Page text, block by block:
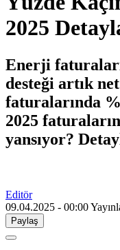
2025
Enerji
desteği artık
faturalarında
2025
yansıyor?
Editör
09.04.2025 - 00:00
Paylaş